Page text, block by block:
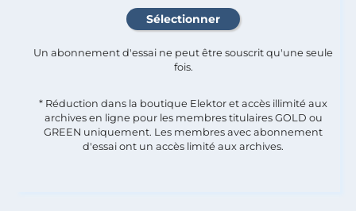
Un abonnement d'essai ne peut être souscrit qu'une seule
fois.​
* Réduction dans la boutique Elektor et accès illimité aux
archives en ligne pour les membres titulaires GOLD ou
GREEN uniquement. Les membres avec abonnement
d'essai ont un accès limité aux archives.